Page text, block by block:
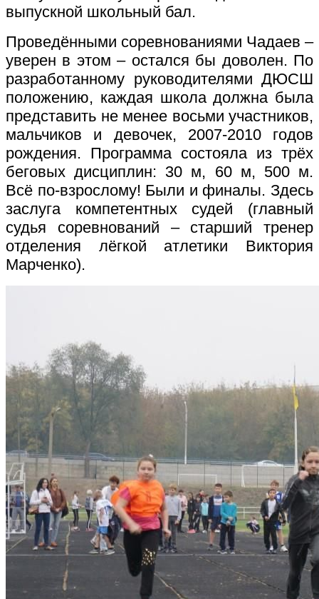
выпускной школьный бал.
Проведёнными соревнованиями Чадаев –
уверен в этом – остался бы доволен. По
разработанному руководителями ДЮСШ
положению, каждая школа должна была
представить не менее восьми участников,
мальчиков и девочек, 2007-2010 годов
рождения. Программа состояла из трёх
беговых дисциплин: 30 м, 60 м, 500 м.
Всё по-взрослому! Были и финалы. Здесь
заслуга компетентных судей (главный
судья соревнований – старший тренер
отделения лёгкой атлетики Виктория
Марченко).